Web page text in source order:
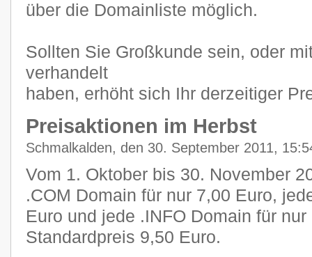
über die Domainliste möglich.
Sollten Sie Großkunde sein, oder
verhandelt
haben, erhöht sich Ihr derzeitiger
Preisaktionen im Herbst
Schmalkalden, den 30. September 2011,
Vom 1. Oktober bis 30. November
.COM Domain für nur 7,00 Euro,
Euro und jede .INFO Domain für
Standardpreis 9,50 Euro.